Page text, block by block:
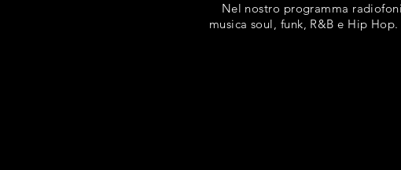
Nel nostro programma
musica soul, funk, R&B e Hip